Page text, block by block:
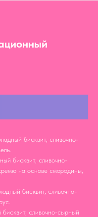
бисквит, сливочно-
бисквит, сливочно-
на основе смородины,
бисквит, сливочно-
бисквит, сливочно-сырный